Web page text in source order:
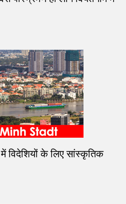
में विदेशियों के लिए सांस्कृतिक